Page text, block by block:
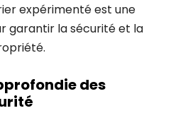
expérimenté est une
garantir la sécurité et la
des